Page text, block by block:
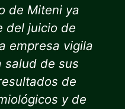
de Miteni ya
del juicio de
empresa vigila
salud de sus
de
y de